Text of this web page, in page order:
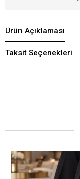
Ürün Açıklaması
Taksit Seçenekleri